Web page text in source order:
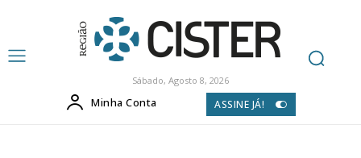
Sábado, Agosto 8, 2026
Minha Conta ASSINE JÁ!